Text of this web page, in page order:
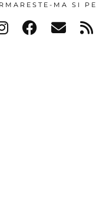
MA SI PE